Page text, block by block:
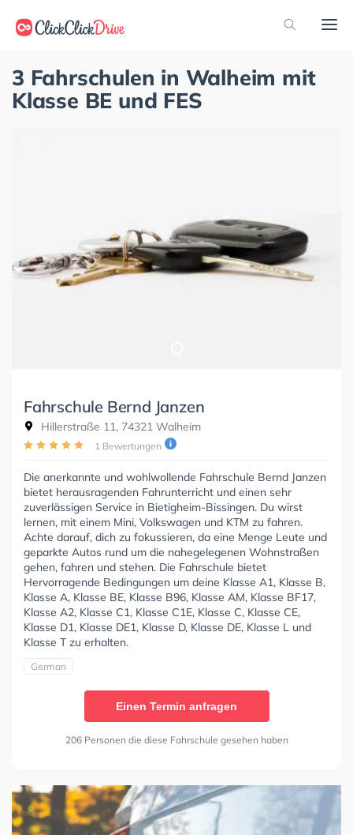
3 Fahrschulen in Walheim mit
Klasse BE und FES
Fahrschule Bernd Janzen
Hillerstraße 11, 74321 Walheim
1 Bewertungen
Die anerkannte und wohlwollende Fahrschule Bernd Janzen
bietet herausragenden Fahrunterricht und einen sehr
zuverlässigen Service in Bietigheim-Bissingen. Du wirst
lernen, mit einem Mini, Volkswagen und KTM zu fahren.
Achte darauf, dich zu fokussieren, da eine Menge Leute und
geparkte Autos rund um die nahegelegenen Wohnstraßen
gehen, fahren und stehen. Die Fahrschule bietet
Hervorragende Bedingungen um deine Klasse A1, Klasse B,
Klasse A, Klasse BE, Klasse B96, Klasse AM, Klasse BF17,
Klasse A2, Klasse C1, Klasse C1E, Klasse C, Klasse CE,
Klasse D1, Klasse DE1, Klasse D, Klasse DE, Klasse L und
Klasse T zu erhalten.
German
Einen Termin anfragen
206 Personen die diese Fahrschule gesehen haben